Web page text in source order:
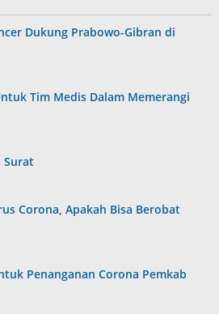
Dukung Prabowo-Gibran di
Tim Medis Dalam Memerangi
Surat
Corona, Apakah Bisa Berobat
Penanganan Corona Pemkab